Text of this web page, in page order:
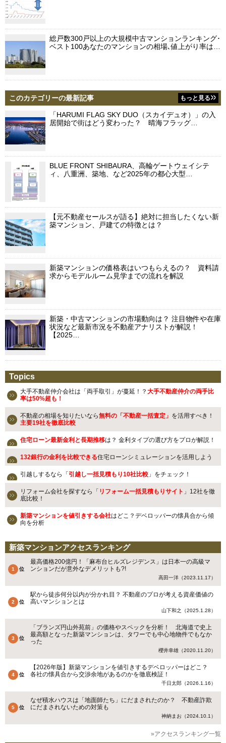
総戸数300戸以上の大規模中古マンションランキング･
ベスト100あなたのマンションの相場､値上がり率は…
このカテゴリーの最新記事 もっと見る
「HARUMI FLAG SKY DUO（スカイデュオ）」の入
居開始で街はどう変わった？ 晴海フラッグ…
BLUE FRONT SHIBAURA、高輪ゲートウェイシテ
ィ、八重洲、築地、など2025年の都心大型…
【元不動産セールスが語る】絶対に担当したくない新
築マンション、戸建ての特徴とは？
新築マンションの価格表はいつもらえるの？ 資料請
求からモデルルーム見学までの流れを解説
新築・中古マンションの市場動向は？ 注目物件や在庫
状況など最新市況を不動産アナリストが解説！
【2025…
Topics
大手不動産仲介会社は「両手取引」が蔓延！？ 大手不動産仲介の両手比
率は50%超も！
不動産の相場を知りたいなら無料の「不動産一括査定」 を活用すべき！
主要19社を徹底比較
住宅ローン最新金利と長期推移は？ 金利タイプの選び方をプロが解説！
132銀行の金利を比較できる住宅ローンシミュレーションを活用しよう
引越しするなら「引越し一括見積もり10社比較 」をチェック！
リフォーム会社を探すなら「 リフォーム一括見積もりサイト 」12社を徹
底比較！
新築マンションを値引きする会社はどこ？デベロッパーの懐具合から傾
向を分析
新築マンションアクセスランキング
最高価格200億円！「麻布台ヒルズレジデンス」は日本一の高級マ
ンションだが意外なデメリットも?!
高田一洋（2023.11.17）
駅から徒歩何分以内が分かれ目？ 不動産のプロが考える資産価値の
高いマンションとは
山下和之（2025.1.28）
「ブランズ円山外苑前」の価格やスペックを分析！ 北海道で史上
最高額となった新築マンションは、タワーでも中心地物件でもなか
った
櫻井幸雄（2020.11.20）
【2026年版】新築マンションを値引きするデベロッパーはどこ？
各社の懐具合から交渉余地があるのかを徹底検証！
千日太郎（2026.1.16）
なぜ積水ハウスは「地面師たち」にだまされたのか？ 不動産詐欺
にだまされないための対策も
神納まお（2024.10.1）
»アクセスランキング一覧